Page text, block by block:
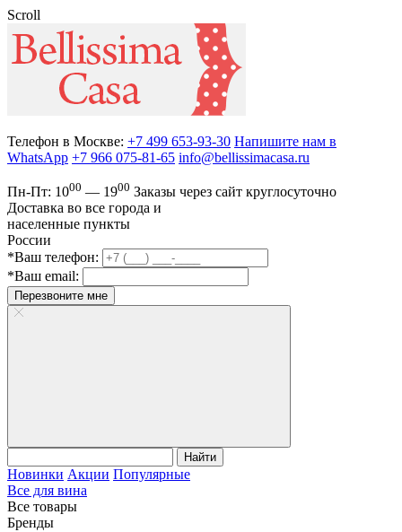
Scroll
Телефон в Москве: +7 499 653-93-30 Напишите нам в
WhatsApp +7 966 075-81-65 info@bellissimacasa.ru
Пн-Пт: 1000 — 1900 Заказы через сайт круглосуточно
Доставка во все города и
населенные пункты
России
*Ваш телефон:
*Ваш email:
Перезвоните мне
Найти
Новинки Акции Популярные
Все для вина
Все товары
Бренды